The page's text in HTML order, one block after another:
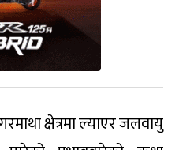
क्षेत्रमा ल्याएर जलवायु